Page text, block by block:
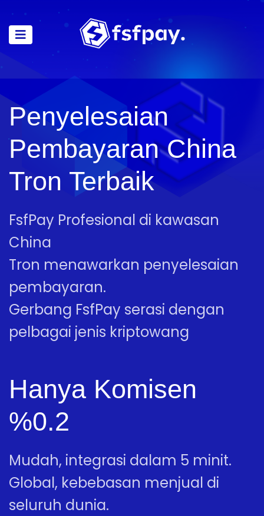
Penyelesaian
Pembayaran China
Tron Terbaik
FsfPay Profesional di kawasan
China
Tron menawarkan penyelesaian
pembayaran.
Gerbang FsfPay serasi dengan
pelbagai jenis kriptowang
Hanya Komisen
%0.2
Mudah, integrasi dalam 5 minit.
Global, kebebasan menjual di
seluruh dunia.